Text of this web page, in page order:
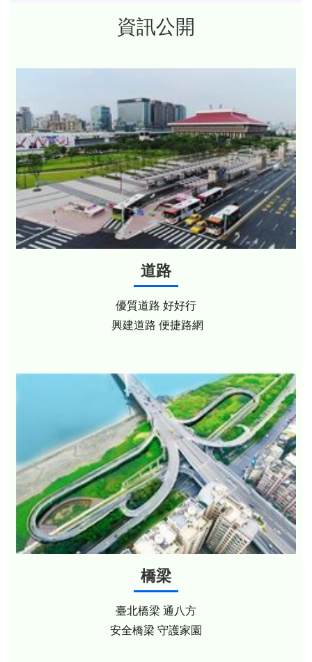
資訊公開
道路
優質道路 好好行
興建道路 便捷路網
橋梁
臺北橋梁 通八方
安全橋梁 守護家園